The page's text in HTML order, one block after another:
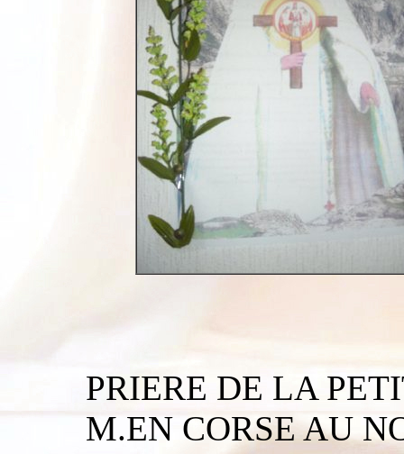
PRIERE DE LA
M.EN CORSE AU